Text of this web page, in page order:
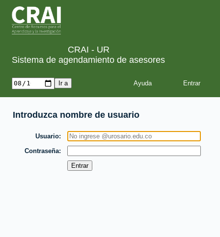
CRAI - UR
Sistema de agendamiento de asesores
Ayuda
Introduzca nombre de usuario
Usuario
Contraseña